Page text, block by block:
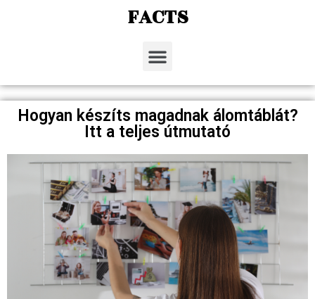
FACTS
Hogyan készíts magadnak álomtáblát?
Itt a teljes útmutató